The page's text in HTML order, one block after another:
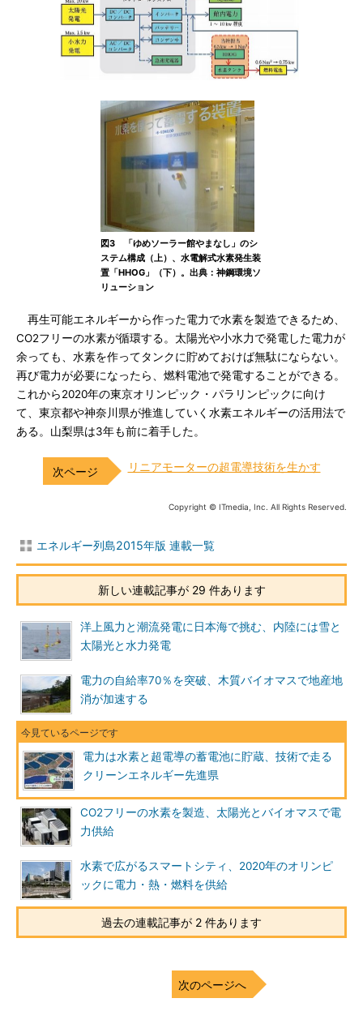
図3 「ゆめソーラー館やまなし」のシ
ステム構成（上）、水電解式水素発生装
置「HHOG」（下）。出典：神鋼環境ソ
リューション
再生可能エネルギーから作った電力で水素を製造できるため、
CO2フリーの水素が循環する。太陽光や小水力で発電した電力が
余っても、水素を作ってタンクに貯めておけば無駄にならない。
再び電力が必要になったら、燃料電池で発電することができる。
これから2020年の東京オリンピック・パラリンピックに向け
て、東京都や神奈川県が推進していく水素エネルギーの活用法で
ある。山梨県は3年も前に着手した。
リニアモーターの超電導技術を生かす
Copyright © ITmedia, Inc. All Rights Reserved.
エネルギー列島2015年版 連載一覧
新しい連載記事が 29 件あります
洋上風力と潮流発電に日本海で挑む、内陸には雪と
太陽光と水力発電
電力の自給率70％を突破、木質バイオマスで地産地
消が加速する
電力は水素と超電導の蓄電池に貯蔵、技術で走る
クリーンエネルギー先進県
CO2フリーの水素を製造、太陽光とバイオマスで電
力供給
水素で広がるスマートシティ、2020年のオリンピ
ックに電力・熱・燃料を供給
過去の連載記事が 2 件あります
次のページへ